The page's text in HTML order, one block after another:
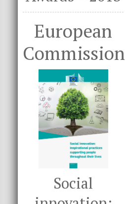
European
Commission
Social